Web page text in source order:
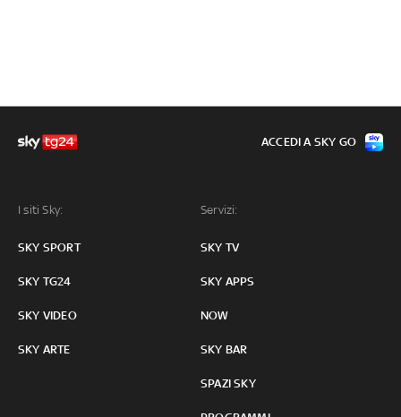
I siti Sky:
SKY SPORT
SKY TG24
SKY VIDEO
SKY ARTE
Servizi:
SKY TV
SKY APPS
NOW
SKY BAR
SPAZI SKY
ACCEDI A SKY GO